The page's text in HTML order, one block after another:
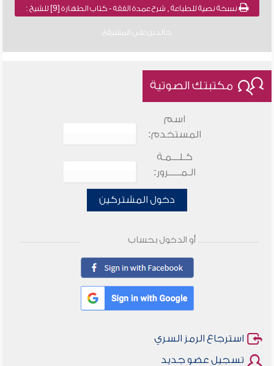
نسخة نصية للطباعة , شرح عمدة الفقه - كتاب الطهارة [9] للشيخ :
خالد بن علي المشيقح
مكتبتك الصوتية
اسم
المستخدم:
كـلـــمـة
الـمـــــرور:
دخول المشتركين
أو الدخول بحساب
استرجاع الرمز السري
تسجيل عضو جديد